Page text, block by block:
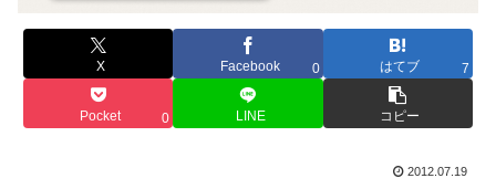
X Facebook 0 はてブ 7
Pocket 0 LINE コピー
2012.07.19